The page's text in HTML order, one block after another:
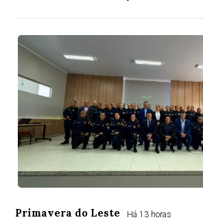
Primavera do Leste Há 13 horas